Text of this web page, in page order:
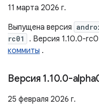
11 марта 2026 г.
Выпущена версия
rc01
. Версия 1.10.0-
коммиты .
Версия 1.10.0-
25 февраля 2026 г.